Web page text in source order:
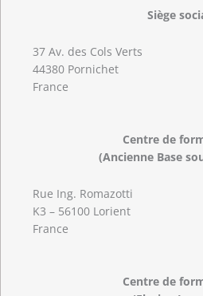
Siège
37 Av. des Cols Verts
44380 Pornichet
France
Centre de
(Ancienne Base
Rue Ing. Romazotti
K3 – 56100 Lorient
France
Centre de